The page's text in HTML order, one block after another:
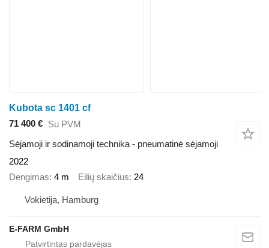
Kubota sc 1401 cf
71 400 € Su PVM
Sėjamoji ir sodinamoji technika - pneumatinė sėjamoji
2022
Dengimas 4 m Eilių skaičius 24
Vokietija, Hamburg
E-FARM GmbH